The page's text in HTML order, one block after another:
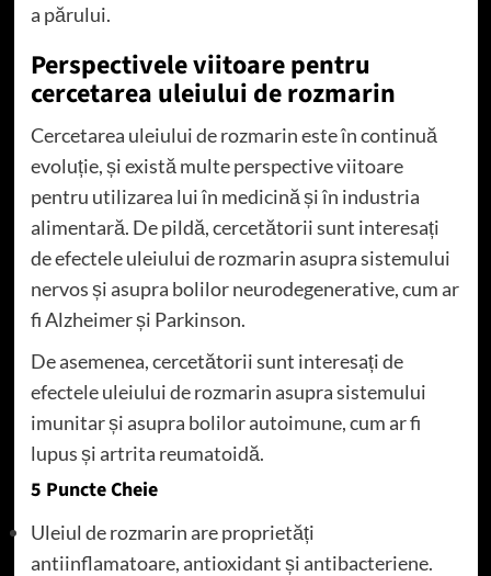
a părului.
Perspectivele viitoare pentru
cercetarea uleiului de rozmarin
Cercetarea uleiului de rozmarin este în continuă
evoluție, și există multe perspective viitoare
pentru utilizarea lui în medicină și în industria
alimentară. De pildă, cercetătorii sunt interesați
de efectele uleiului de rozmarin asupra sistemului
nervos și asupra bolilor neurodegenerative, cum ar
fi Alzheimer și Parkinson.
De asemenea, cercetătorii sunt interesați de
efectele uleiului de rozmarin asupra sistemului
imunitar și asupra bolilor autoimune, cum ar fi
lupus și artrita reumatoidă.
5 Puncte Cheie
Uleiul de rozmarin are proprietăți
antiinflamatoare, antioxidant și antibacteriene.